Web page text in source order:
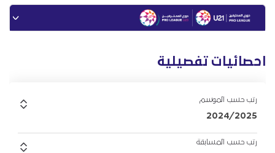
احصائيات تفصيلية
رتب حسب الموسم
2024/2025
رتب حسب المسابقة